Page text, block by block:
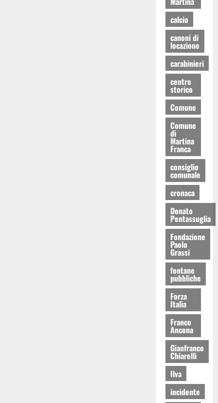
calcio
canoni di
locazione
carabinieri
centro
storico
Comune
Comune
di
Martina
Franca
consiglio
comunale
cronaca
Donato
Pentassuglia
Fondazione
Paolo
Grassi
fontane
pubbliche
Forza
Italia
Franco
Ancona
Gianfranco
Chiarelli
Ilva
incidente